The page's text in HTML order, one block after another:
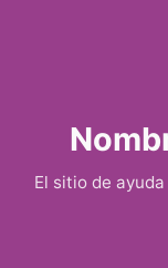
El sitio de